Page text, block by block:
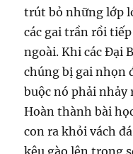
trút bỏ những lớp
các gai trần rồi
ngoài. Khi các Đại
chúng bị gai nhọn
buộc nó phải nhảy
Hoàn thành bài
con ra khỏi vách
kêu gào lên trong